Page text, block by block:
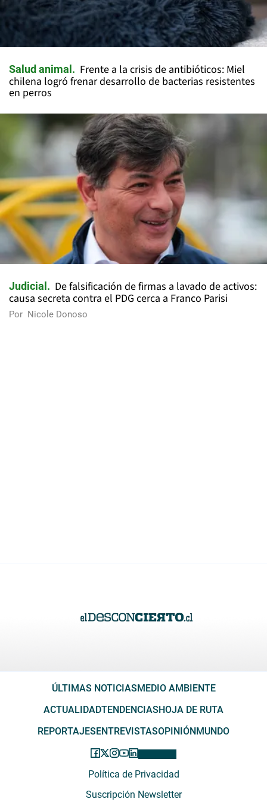
Salud animal
Frente a la crisis de antibióticos: Miel
chilena logró frenar desarrollo de bacterias resistentes
en perros
Judicial
De falsificación de firmas a lavado de activos:
causa secreta contra el PDG cerca a Franco Parisi
Por Nicole Donoso
ÚLTIMAS NOTICIAS MEDIO AMBIENTE
ACTUALIDADTENDENCIAS HOJA DE RUTA
REPORTAJES ENTREVISTASOPINIÓN MUNDO
Política de Privacidad
Suscripción Newsletter